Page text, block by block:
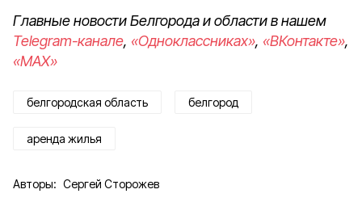
Главные новости Белгорода и области в нашем
Telegram-канале, «Одноклассниках», «ВКонтакте»,
«MAX»
белгородская область белгород
аренда жилья
Авторы: Сергей Сторожев